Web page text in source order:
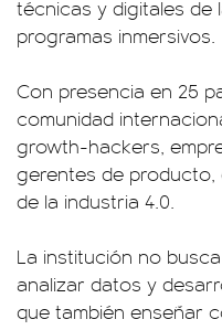
técnicas y digitales de
programas inmersivos.
Con presencia en 25
comunidad
growth-hackers,
gerentes de producto,
de la industria 4.0.
La institución no
analizar datos y
que también enseñar